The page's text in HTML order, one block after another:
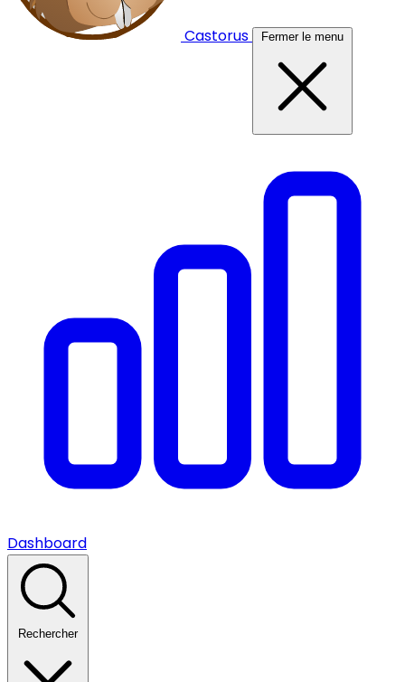
Castorus Fermer le menu
Dashboard
Rechercher